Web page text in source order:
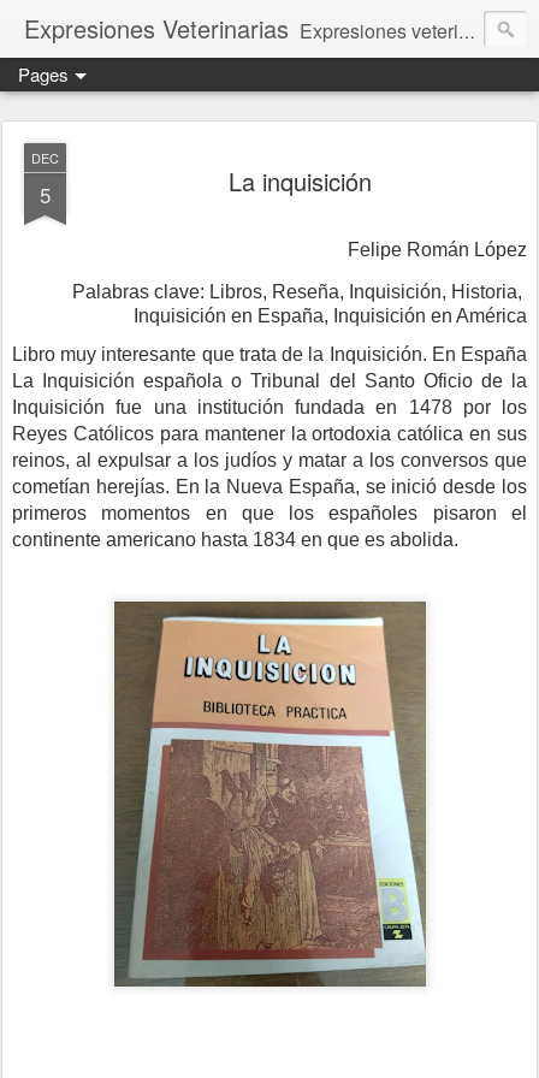
Expresiones Veterinarias Expresiones veterinarias es una publicación en linea de la biblioteca de la Facultad de Veterinaria y Zootecnia de la UNAM
Pages
DEC
5 La inquisición
Felipe Román López
Inquisición en España, Inquisición en América
Libro muy interesante que trata de la Inquisición. En España
La Inquisición española o Tribunal del Santo Oficio de la
Inquisición fue una institución fundada en 1478 por los
Reyes Católicos para mantener la ortodoxia católica en sus
reinos, al expulsar a los judíos y matar a los conversos que
cometían herejías. En la Nueva España, se inició desde los
primeros momentos en que los españoles pisaron el
continente americano hasta 1834 en que es abolida.